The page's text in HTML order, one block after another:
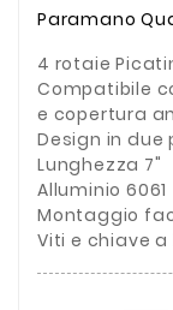
Paramano
4 rotaie
Compatibile
e copertura
Design in due
Lunghezza 7"
Alluminio 6061
Montaggio
Viti e chiave